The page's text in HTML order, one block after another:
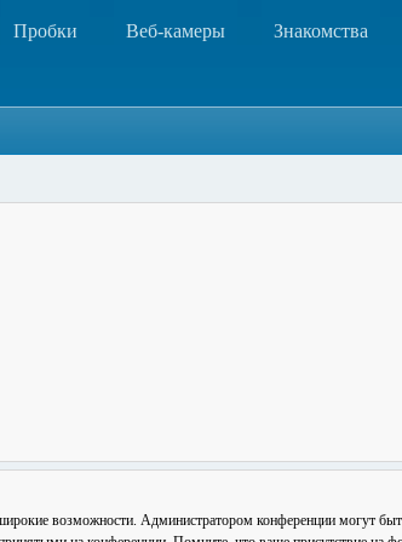
Пробки Веб-камеры Знакомства
возможности. Администратором конференции могут